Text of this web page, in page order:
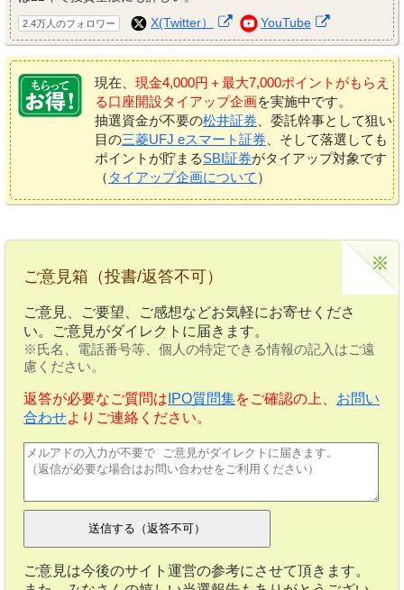
2.4万人のフォロワー X(Twitter） YouTube
現在、 現金4,000円＋最大7,000ポイントがもらえ
る口座開設タイアップ企画を実施中です。
抽選資金が不要の松井証券 、委託幹事として狙い
目の三菱UFJ eスマート証券 、そして落選しても
ポイントが貯まるSBI証券がタイアップ対象です
（ タイアップ企画について ）
ご意見箱（投書/返答不可）
ご意見、ご要望、ご感想などお気軽にお寄せくださ
い。ご意見がダイレクトに届きます。
※氏名、電話番号等、個人の特定できる情報の記入はご遠
慮ください。
返答が必要なご質問は IPO質問集をご確認の上、 お問い
合わせよりご連絡ください。
ご意見は今後のサイト運営の参考にさせて頂きます。